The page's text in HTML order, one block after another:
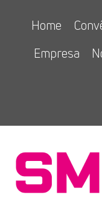
Home
Empresa